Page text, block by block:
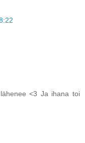
<3 Ja ihana toi